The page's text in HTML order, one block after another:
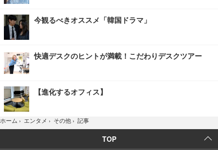
今観るべきオススメ「韓国ドラマ」
快適デスクのヒントが満載！こだわりデスクツアー
【進化するオフィス】
ホーム › エンタメ › その他 › 記事
TOP